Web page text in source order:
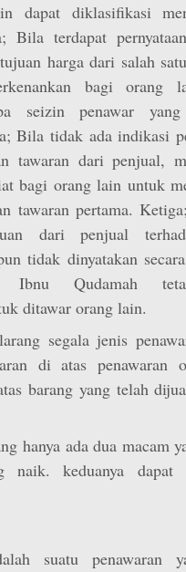
dapat diklasifikasi
Bila terdapat
harga dari salah
bagi orang
seizin penawar
Bila tidak ada indikasi
tawaran dari penjual,
bagi orang lain untuk
tawaran pertama.
dari penjual
tidak dinyatakan
Ibnu Qudamah
ditawar orang lain.
segala jenis
di atas penawaran
barang yang telah
hanya ada dua macam
naik. keduanya dapat
suatu penawaran